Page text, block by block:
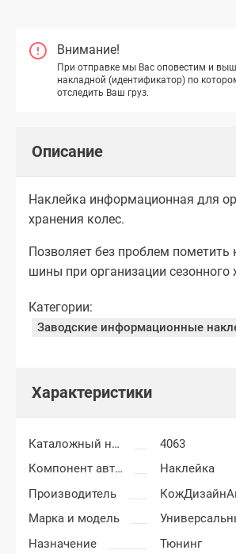
Внимание!
При отправке мы Вас оповестим и
накладной (идентификатор) по
отследить Ваш груз.
Описание
Наклейка информационная для
хранения колес.
Позволяет без проблем пометить
шины при организации сезонного
Категории:
Заводские информационные
Характеристики
Каталожный номер
4063
Компонент автоаксессуаров
Наклейка
Производитель
Марка и модель
Назначение
Тюнинг